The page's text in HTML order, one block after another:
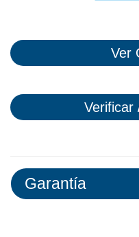
Ver
Verificar
Garantía